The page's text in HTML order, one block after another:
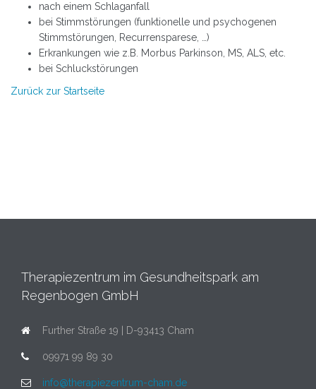
nach einem Schlaganfall
bei Stimmstörungen (funktionelle und psychogenen
Stimmstörungen, Recurrensparese, …)
Erkrankungen wie z.B. Morbus Parkinson, MS, ALS, etc.
bei Schluckstörungen
Zurück zur Startseite
Therapiezentrum im Gesundheitspark am
Regenbogen GmbH
Further Straße 19 | D-93413 Cham
09971 99 89 30
info@therapiezentrum-cham.de